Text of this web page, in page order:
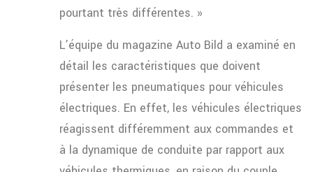
pourtant très différentes. »
L’équipe du magazine Auto Bild a examiné en
détail les caractéristiques que doivent
présenter les pneumatiques pour véhicules
électriques. En effet, les véhicules électriques
réagissent différemment aux commandes et
à la dynamique de conduite par rapport aux